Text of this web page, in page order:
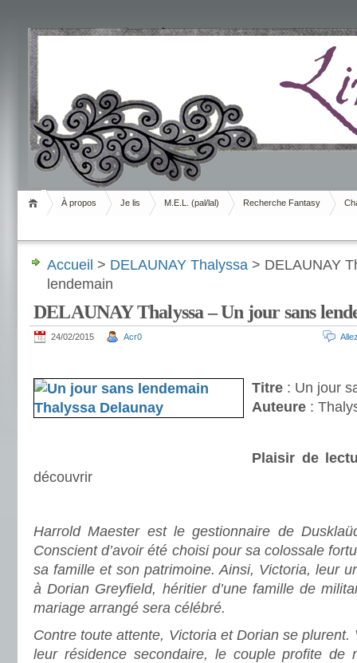
Livrement
À propos Je lis M.E.L. (pal/lal) Recherche Fantasy
Accueil > DELAUNAY Thalyssa > DELAUNAY
lendemain
DELAUNAY Thalyssa – Un jour sans
24/02/2015 Acr0
Titre : Un jour
Auteure :
Plaisir de
découvrir
Harrold Maester est le gestionnaire de
Conscient d’avoir été choisi pour sa colossale
sa famille et son patrimoine. Ainsi, Victoria, leur
à Dorian Greyfield, héritier d’une famille de
mariage arrangé sera célébré.
Contre toute attente, Victoria et Dorian se plurent.
leur résidence secondaire, le couple profite de